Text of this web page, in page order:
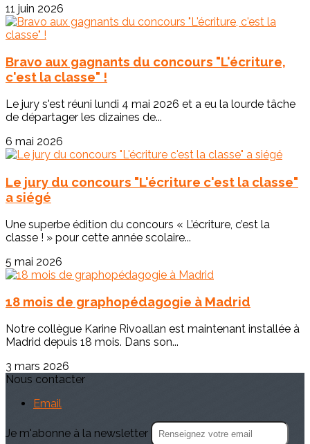
11 juin 2026
Bravo aux gagnants du concours "L'écriture,
c'est la classe" !
Le jury s'est réuni lundi 4 mai 2026 et a eu la lourde tâche
de départager les dizaines de...
6 mai 2026
Le jury du concours "L'écriture c'est la classe"
a siégé
Une superbe édition du concours « L’écriture, c’est la
classe ! » pour cette année scolaire...
5 mai 2026
18 mois de graphopédagogie à Madrid
Notre collègue Karine Rivoallan est maintenant installée à
Madrid depuis 18 mois. Dans son...
3 mars 2026
Nous contacter
Email
Je m'abonne à la newsletter